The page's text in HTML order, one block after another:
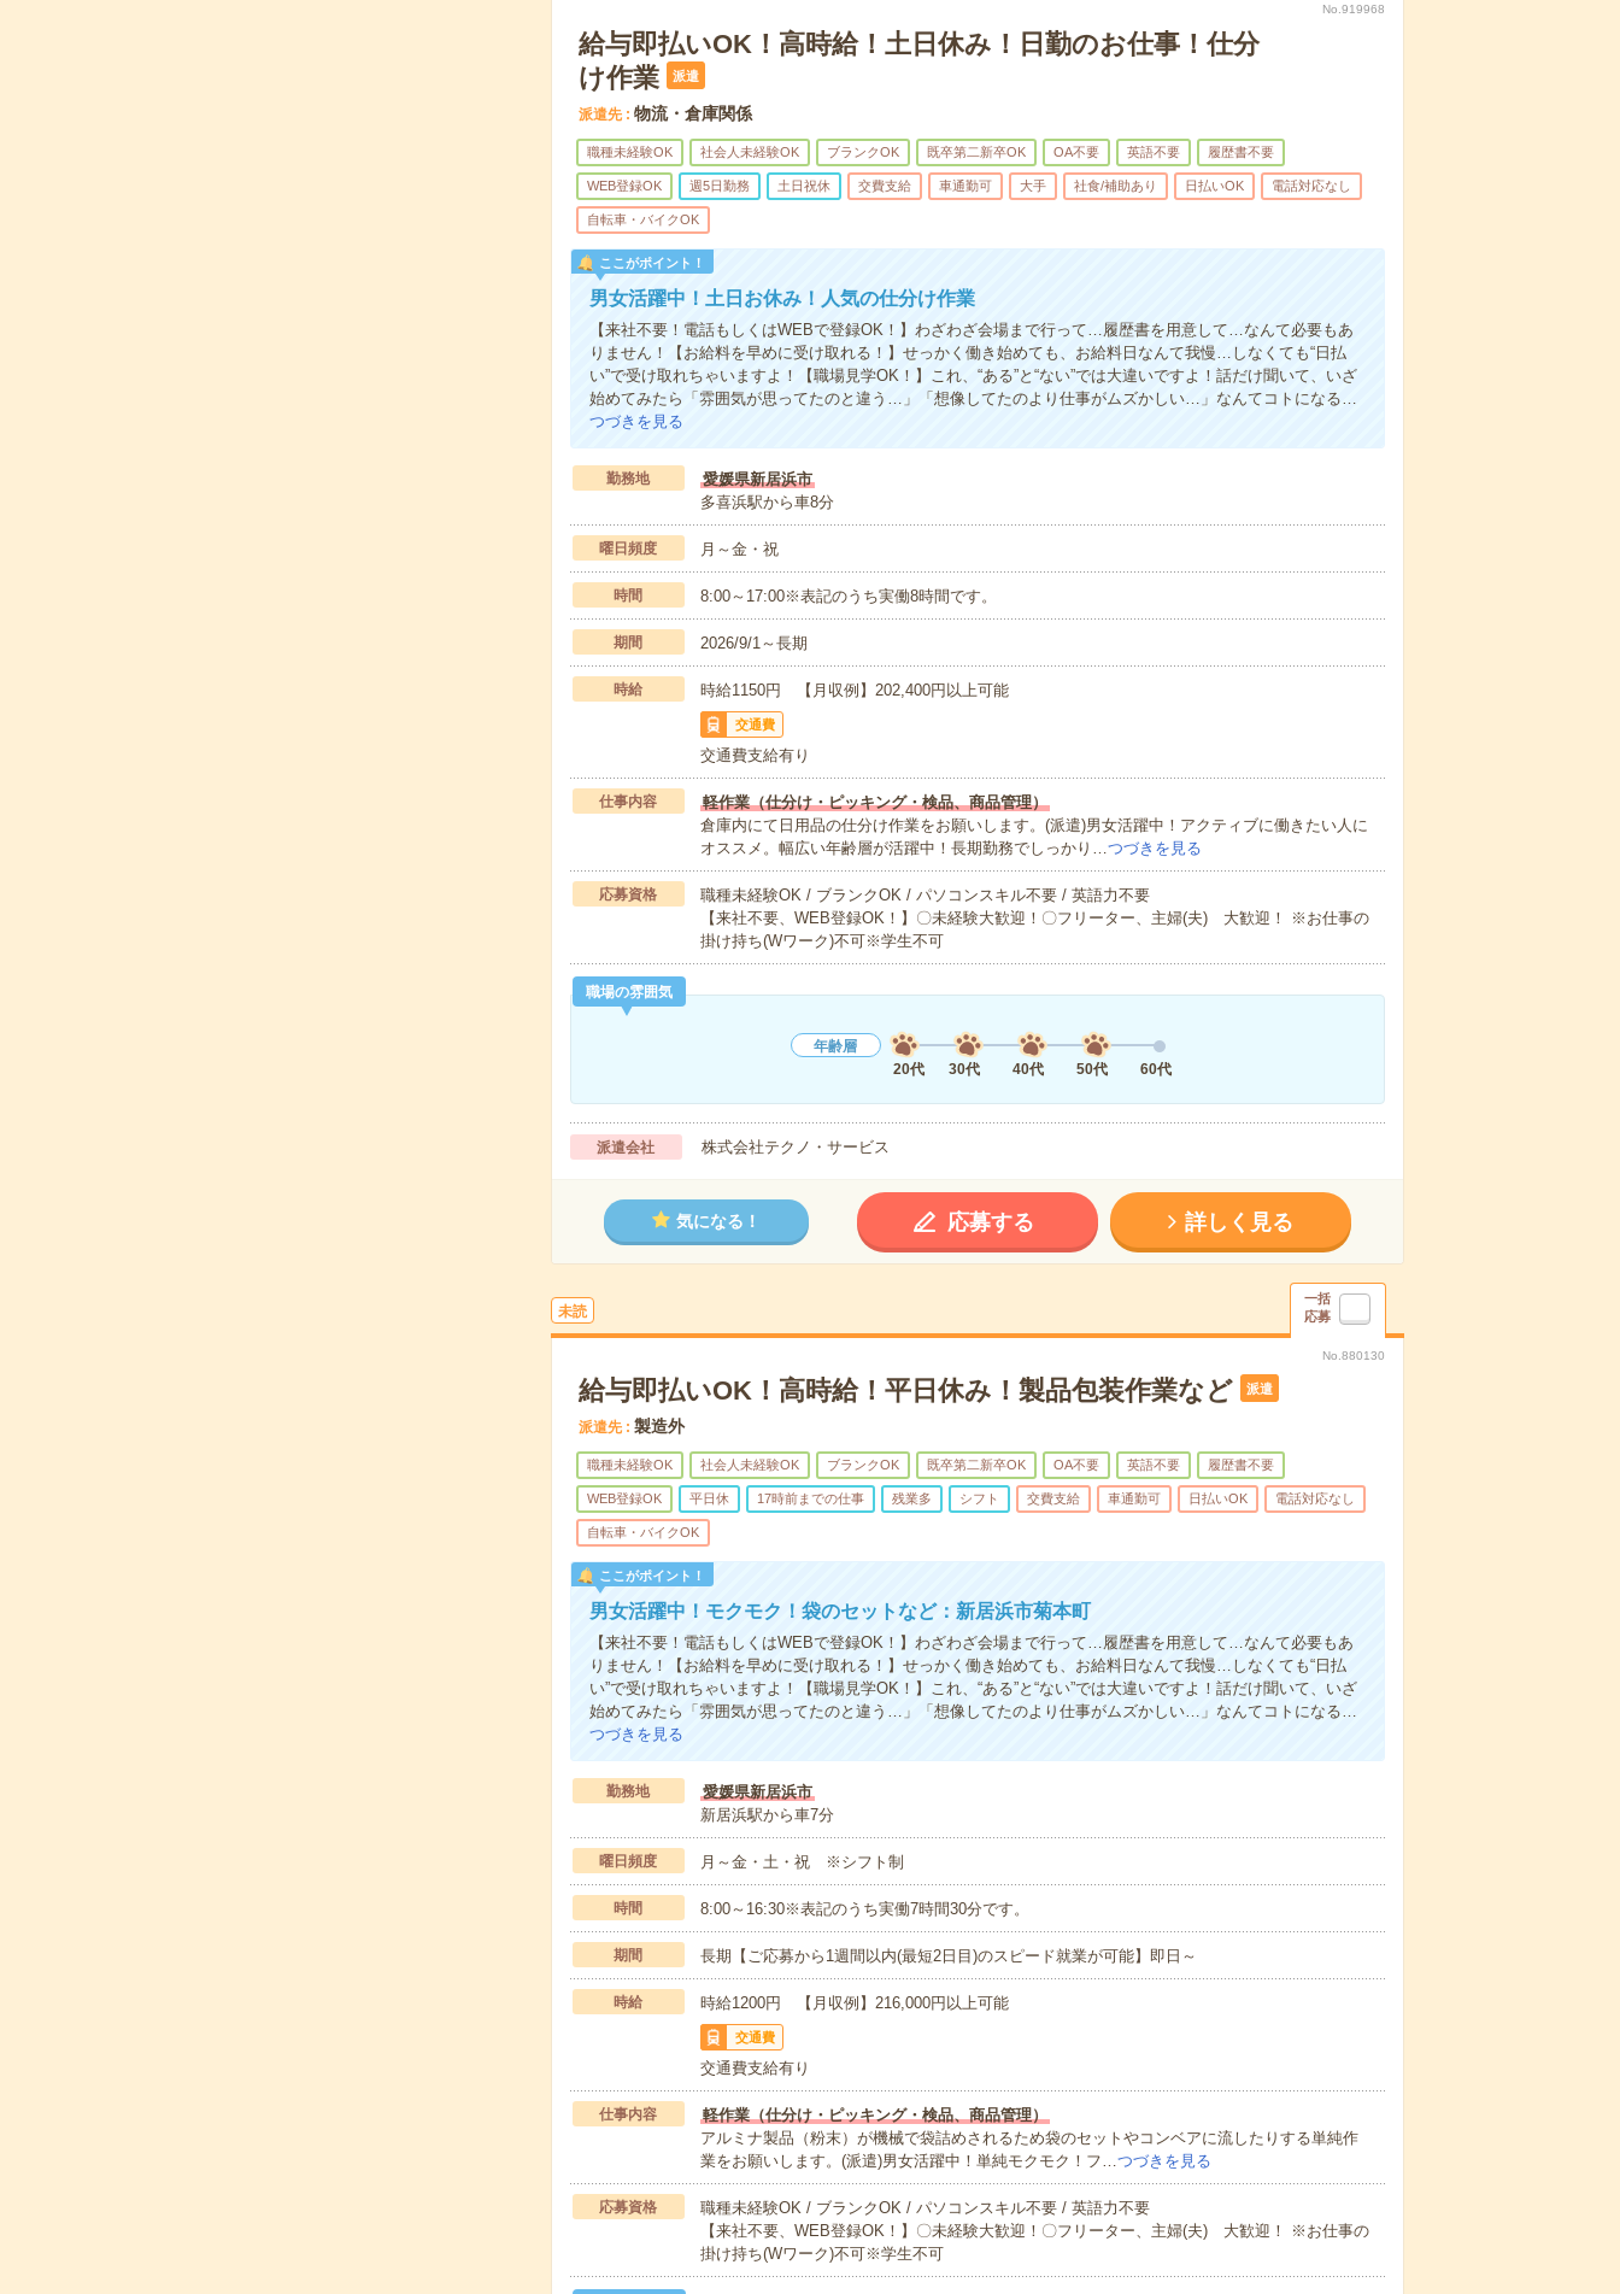
No.919968
給与即払いOK！高時給！土日休み！日勤のお仕事！仕分
け作業
派遣
派遣先 物流・倉庫関係
職種未経験OK 社会人未経験OK ブランクOK 既卒第二新卒OK OA不要 英語不要 履歴書不要
WEB登録OK 週5日勤務 土日祝休 交費支給 車通勤可 大手 社食/補助あり 日払いOK 電話対応なし
自転車・バイクOK
ここがポイント！
男女活躍中！土日お休み！人気の仕分け作業
【来社不要！電話もしくはWEBで登録OK！】わざわざ会場まで行って…履歴書を用意して…なんて必要もあ
りません！【お給料を早めに受け取れる！】せっかく働き始めても、お給料日なんて我慢…しなくても“日払
い”で受け取れちゃいますよ！【職場見学OK！】これ、“ある”と“ない”では大違いですよ！話だけ聞いて、いざ
始めてみたら「雰囲気が思ってたのと違う…」「想像してたのより仕事がムズかしい…」なんてコトになる…
つづきを見る
勤務地
愛媛県新居浜市
多喜浜駅から車8分
曜日頻度 月～金・祝
時間 8:00～17:00※表記のうち実働8時間です。
期間 2026/9/1～長期
時給 時給1150円 【月収例】202,400円以上可能
交通費
交通費支給有り
仕事内容
軽作業（仕分け・ピッキング・検品、商品管理）
倉庫内にて日用品の仕分け作業をお願いします。(派遣)男女活躍中！アクティブに働きたい人に
オススメ。幅広い年齢層が活躍中！長期勤務でしっかり… つづきを見る
応募資格
職種未経験OK / ブランクOK / パソコンスキル不要 / 英語力不要
【来社不要、WEB登録OK！】〇未経験大歓迎！〇フリーター、主婦(夫) 大歓迎！ ※お仕事の
掛け持ち(Wワーク)不可※学生不可
職場の雰囲気
年齢層
20代
30代 40代 50代 60代
派遣会社 株式会社テクノ・サービス
気になる！ 応募する 詳しく見る
未読
一括
応募
No.880130
給与即払いOK！高時給！平日休み！製品包装作業など 派遣
派遣先 製造外
職種未経験OK 社会人未経験OK ブランクOK 既卒第二新卒OK OA不要 英語不要 履歴書不要
WEB登録OK 平日休 17時前までの仕事 残業多 シフト 交費支給 車通勤可 日払いOK 電話対応なし
自転車・バイクOK
ここがポイント！
男女活躍中！モクモク！袋のセットなど：新居浜市菊本町
【来社不要！電話もしくはWEBで登録OK！】わざわざ会場まで行って…履歴書を用意して…なんて必要もあ
りません！【お給料を早めに受け取れる！】せっかく働き始めても、お給料日なんて我慢…しなくても“日払
い”で受け取れちゃいますよ！【職場見学OK！】これ、“ある”と“ない”では大違いですよ！話だけ聞いて、いざ
始めてみたら「雰囲気が思ってたのと違う…」「想像してたのより仕事がムズかしい…」なんてコトになる…
つづきを見る
勤務地
愛媛県新居浜市
新居浜駅から車7分
曜日頻度 月～金・土・祝 ※シフト制
時間 8:00～16:30※表記のうち実働7時間30分です。
期間 長期【ご応募から1週間以内(最短2日目)のスピード就業が可能】即日～
時給 時給1200円 【月収例】216,000円以上可能
交通費
交通費支給有り
仕事内容
軽作業（仕分け・ピッキング・検品、商品管理）
アルミナ製品（粉末）が機械で袋詰めされるため袋のセットやコンベアに流したりする単純作
業をお願いします。(派遣)男女活躍中！単純モクモク！フ…つづきを見る
応募資格
職種未経験OK / ブランクOK / パソコンスキル不要 / 英語力不要
【来社不要、WEB登録OK！】〇未経験大歓迎！〇フリーター、主婦(夫) 大歓迎！ ※お仕事の
掛け持ち(Wワーク)不可※学生不可